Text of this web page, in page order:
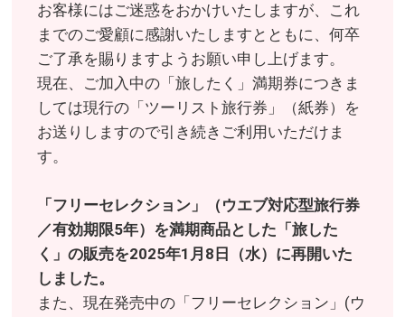
お客様にはご迷惑をおかけいたしますが、これ
までのご愛顧に感謝いたしますとともに、何卒
ご了承を賜りますようお願い申し上げます。
現在、ご加入中の「旅したく」満期券につきま
しては現行の「ツーリスト旅行券」（紙券）を
お送りしますので引き続きご利用いただけま
す。
「フリーセレクション」（ウエブ対応型旅行券
／有効期限5年）を満期商品とした「旅した
く」の販売を2025年1月8日（水）に再開いた
しました。
また、現在発売中の「フリーセレクション」(ウ